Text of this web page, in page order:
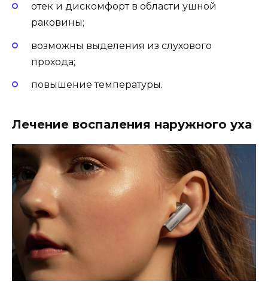
отек и дискомфорт в области ушной
раковины;
возможны выделения из слухового
прохода;
повышение температуры.
Лечение воспаления наружного уха